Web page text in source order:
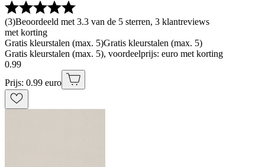
(3)Beoordeeld met 3.3 van de 5 sterren, 3 klantreviews
met korting
Gratis kleurstalen (max. 5)Gratis kleurstalen (max. 5)
Gratis kleurstalen (max. 5), voordeelprijs: euro met korting
0.99
Prijs: 0.99 euro